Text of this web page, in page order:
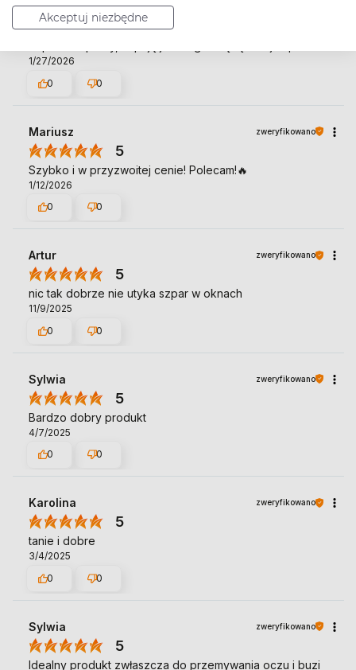
Akceptuj niezbędne
Danuta
5
1/27/2026
0
0
Mariusz zweryfikowano
5
Szybko i w przyzwoitej cenie! Polecam!🔥
1/12/2026
0
0
Artur zweryfikowano
5
nic tak dobrze nie utyka szpar w oknach
11/9/2025
0
0
Sylwia zweryfikowano
5
Bardzo dobry produkt
4/7/2025
0
0
Karolina zweryfikowano
5
tanie i dobre
3/4/2025
0
0
Sylwia zweryfikowano
5
Idealny produkt zwłaszcza do przemywania oczu i buzi